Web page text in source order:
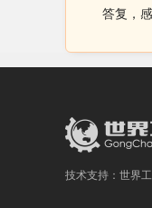
答复，
技术支持： 世界